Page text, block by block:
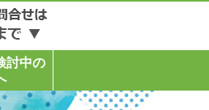
討中の